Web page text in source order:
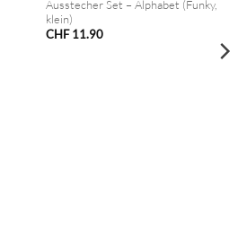
Ausstecher Set – Alphabet (Funky,
klein)
CHF11.90